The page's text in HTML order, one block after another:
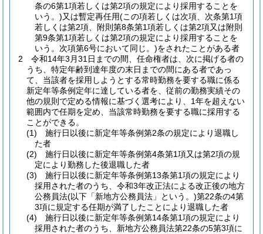
条の6第1項若しくは第2項の規定により採用することを
いう。)又は暫定再任用(この項若しくは次項、次条第1項
若しくは第2項、附則第8条第1項若しくは第2項又は附則
第9条第1項若しくは第2項の規定により採用することを
いう。次項第6号において同じ。)をされたことがある者
2
令和14年3月31日までの間、任命権者は、次に掲げる者の
うち、特定年齢到達年度の末日までの間にある者であっ
て、当該者を採用しようとする常時勤務を要する職に係る
新定年等条例定年に達している者を、従前の勤務実績その
他の規則で定める情報に基づく選考により、1年を超えない
範囲内で任期を定め、当該常時勤務を要する職に採用する
ことができる。
(1)
施行日以後に新定年等条例第2条の規定により退職し
た者
(2)
施行日以後に新定年等条例第4条第1項又は第2項の規
定により勤務した後退職した者
(3)
施行日以後に新定年等条例第13条第1項の規定により
採用された者のうち、令和3年改正法による改正後の地方
公務員法(以下「新地方公務員法」という。)第22条の4第
3項に規定する任期が満了したことにより退職した者
(4)
施行日以後に新定年等条例第14条第1項の規定により
採用された者のうち、新地方公務員法第22条の5第3項に